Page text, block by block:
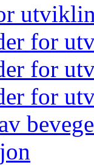
for
for
for